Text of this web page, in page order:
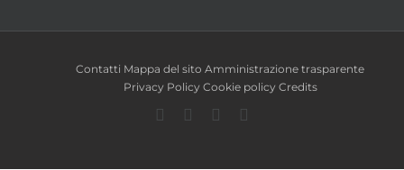
Contatti Mappa del sito Amministrazione trasparente
Privacy Policy Cookie policy Credits
Facebook
TwitterYouTube